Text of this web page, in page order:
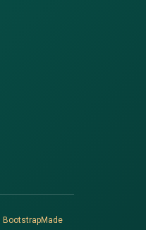
BootstrapMade